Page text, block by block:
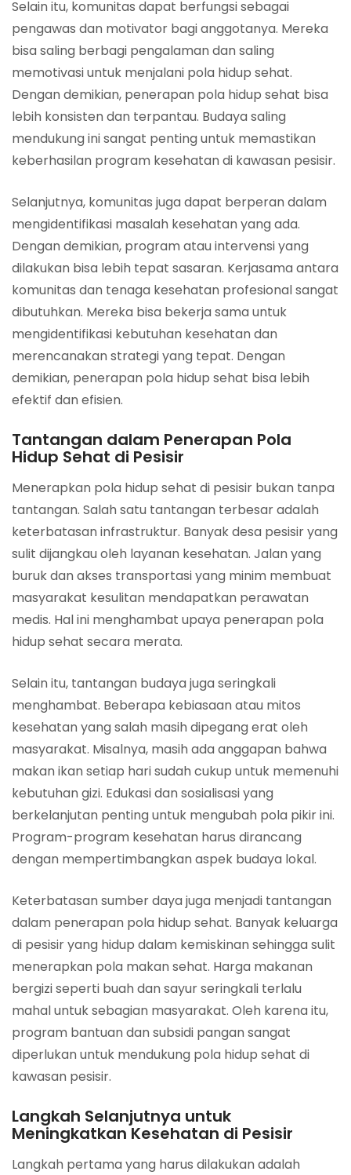
Selain itu, komunitas dapat berfungsi sebagai
pengawas dan motivator bagi anggotanya. Mereka
bisa saling berbagi pengalaman dan saling
memotivasi untuk menjalani pola hidup sehat.
Dengan demikian, penerapan pola hidup sehat bisa
lebih konsisten dan terpantau. Budaya saling
mendukung ini sangat penting untuk memastikan
keberhasilan program kesehatan di kawasan pesisir.
Selanjutnya, komunitas juga dapat berperan dalam
mengidentifikasi masalah kesehatan yang ada.
Dengan demikian, program atau intervensi yang
dilakukan bisa lebih tepat sasaran. Kerjasama antara
komunitas dan tenaga kesehatan profesional sangat
dibutuhkan. Mereka bisa bekerja sama untuk
mengidentifikasi kebutuhan kesehatan dan
merencanakan strategi yang tepat. Dengan
demikian, penerapan pola hidup sehat bisa lebih
efektif dan efisien.
Tantangan dalam Penerapan Pola
Hidup Sehat di Pesisir
Menerapkan pola hidup sehat di pesisir bukan tanpa
tantangan. Salah satu tantangan terbesar adalah
keterbatasan infrastruktur. Banyak desa pesisir yang
sulit dijangkau oleh layanan kesehatan. Jalan yang
buruk dan akses transportasi yang minim membuat
masyarakat kesulitan mendapatkan perawatan
medis. Hal ini menghambat upaya penerapan pola
hidup sehat secara merata.
Selain itu, tantangan budaya juga seringkali
menghambat. Beberapa kebiasaan atau mitos
kesehatan yang salah masih dipegang erat oleh
masyarakat. Misalnya, masih ada anggapan bahwa
makan ikan setiap hari sudah cukup untuk memenuhi
kebutuhan gizi. Edukasi dan sosialisasi yang
berkelanjutan penting untuk mengubah pola pikir ini.
Program-program kesehatan harus dirancang
dengan mempertimbangkan aspek budaya lokal.
Keterbatasan sumber daya juga menjadi tantangan
dalam penerapan pola hidup sehat. Banyak keluarga
di pesisir yang hidup dalam kemiskinan sehingga sulit
menerapkan pola makan sehat. Harga makanan
bergizi seperti buah dan sayur seringkali terlalu
mahal untuk sebagian masyarakat. Oleh karena itu,
program bantuan dan subsidi pangan sangat
diperlukan untuk mendukung pola hidup sehat di
kawasan pesisir.
Langkah Selanjutnya untuk
Meningkatkan Kesehatan di Pesisir
Langkah pertama yang harus dilakukan adalah